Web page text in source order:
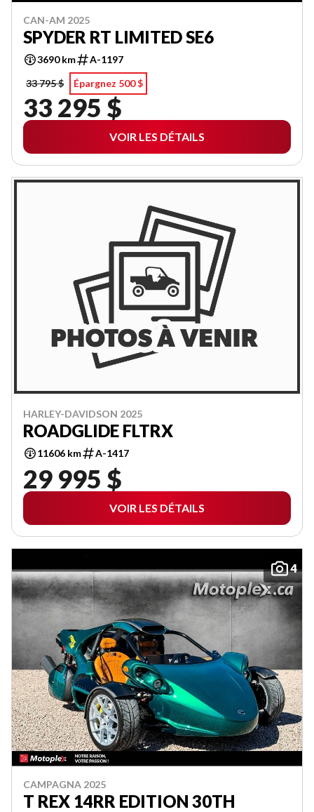
CAN-AM 2025
SPYDER RT LIMITED SE6
3690 km
A-1197
33 795 $
Épargnez 500 $
33 295 $
VOIR LES DÉTAILS
HARLEY-DAVIDSON 2025
ROADGLIDE FLTRX
11606 km A-1417
29 995 $
VOIR LES DÉTAILS
4
CAMPAGNA 2025
T REX 14RR EDITION 30TH